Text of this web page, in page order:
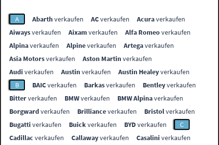
A Abarthverkaufen ACverkaufen Acuraverkaufen
Aiwaysverkaufen Aixamverkaufen Alfa Romeoverkaufen
Alpinaverkaufen Alpineverkaufen Artegaverkaufen
Asia Motorsverkaufen Aston Martinverkaufen
Audi verkaufen Austinverkaufen Austin Healeyverkaufen
B
BAICverkaufen Barkasverkaufen Bentleyverkaufen
Bitterverkaufen BMWverkaufen BMW Alpinaverkaufen
Borgwardverkaufen Brillianceverkaufen Bristolverkaufen
Bugatti verkaufen Buickverkaufen BYDverkaufen
C
Cadillac verkaufen Callawayverkaufen Casalini verkaufen